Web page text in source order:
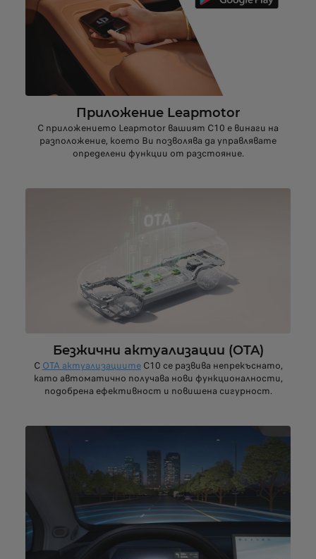
Приложение Leapmotor
С приложението Leapmotor вашият C10 е винаги на
разположение, което Ви позволява да управлявате
определени функции от разстояние.
Безжични актуализации (OTA)
С OTA актуализациитеC10 се развива непрекъснато,
като автоматично получава нови функционалности,
подобрена ефективност и повишена сигурност.